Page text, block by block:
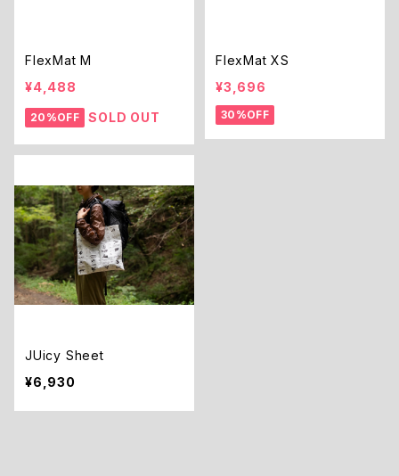
FlexMat M
¥4,488
20%OFF SOLD OUT
FlexMat XS
¥3,696
30%OFF
JUicy Sheet
¥6,930